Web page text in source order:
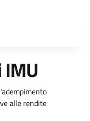
alle rendite